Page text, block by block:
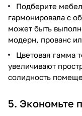
Подберите
гармонировала с
может быть
модерн, прованс
Цветовая гамма
увеличивают
солидность
5. Экономьте